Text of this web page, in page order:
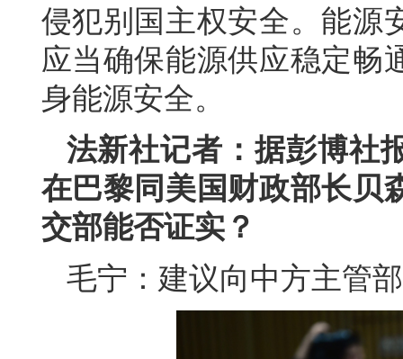
侵犯别国主权安全。能源
应当确保能源供应稳定畅
身能源安全。
法新社记者：据彭博社
在巴黎同美国财政部长贝
交部能否证实？
毛宁：建议向中方主管